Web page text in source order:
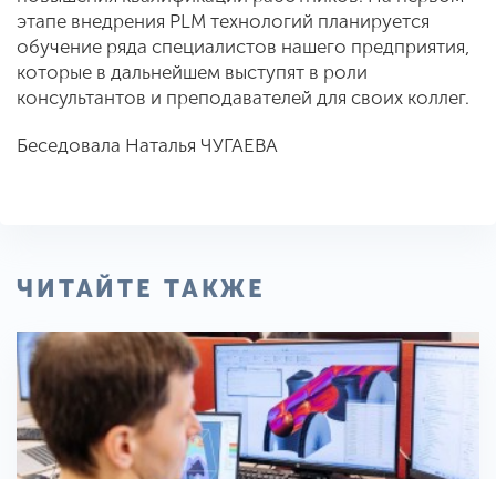
этапе внедрения PLM технологий планируется
обучение ряда специалистов нашего предприятия,
которые в дальнейшем выступят в роли
консультантов и преподавателей для своих коллег.
Беседовала Наталья ЧУГАЕВА
ЧИТАЙТЕ ТАКЖЕ